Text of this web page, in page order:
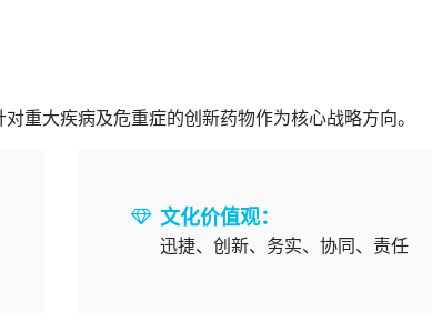
重大疾病及危重症的创新药物作为核心战略方向。
文化价值观：
迅捷、创新、务实、协同、责任